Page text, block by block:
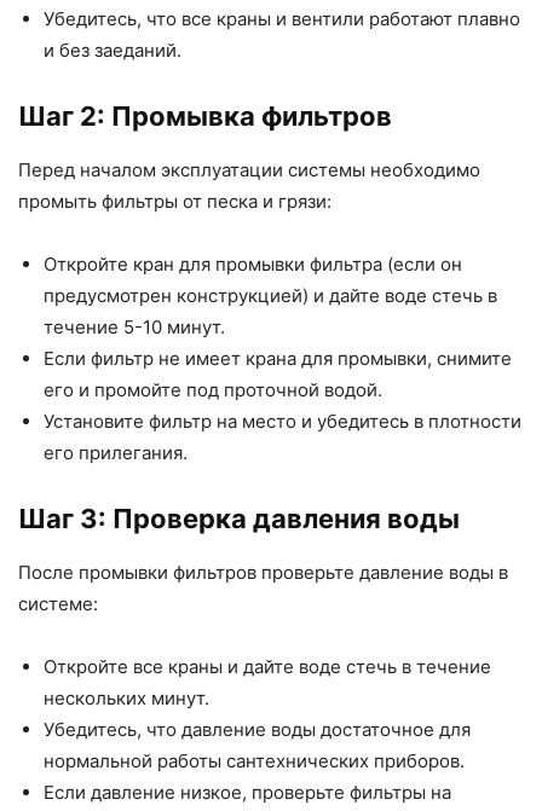
Убедитесь, что все краны и вентили работают плавно
и без заеданий.
Шаг 2: Промывка фильтров
Перед началом эксплуатации системы необходимо
промыть фильтры от песка и грязи:
Откройте кран для промывки фильтра (если он
предусмотрен конструкцией) и дайте воде стечь в
течение 5-10 минут.
Если фильтр не имеет крана для промывки, снимите
его и промойте под проточной водой.
Установите фильтр на место и убедитесь в плотности
его прилегания.
Шаг 3: Проверка давления воды
После промывки фильтров проверьте давление воды в
системе:
Откройте все краны и дайте воде стечь в течение
нескольких минут.
Убедитесь, что давление воды достаточное для
нормальной работы сантехнических приборов.
Если давление низкое, проверьте фильтры на